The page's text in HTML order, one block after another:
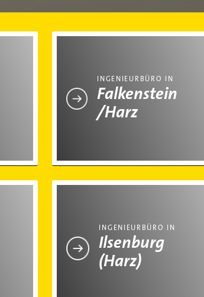
INGENIEURBÜRO IN
Falkenstein
/Harz
INGENIEURBÜRO IN
Ilsenburg
(Harz)